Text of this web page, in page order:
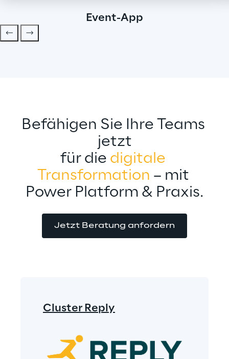
Event-App
Befähigen Sie Ihre Teams
jetzt
für die digitale
Transformation – mit
Power Platform & Praxis.
Jetzt Beratung anfordern
Cluster Reply